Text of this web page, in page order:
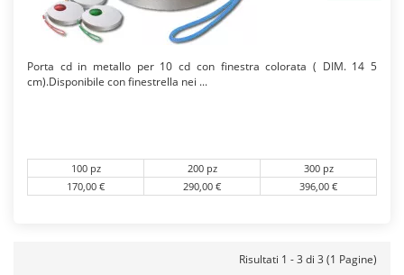
Porta cd in metallo per 10 cd con finestra colorata ( DIM. 14 5
cm).Disponibile con finestrella nei ...
100 pz 200 pz
300 pz
170,00 €
290,00 € 396,00 €
Risultati 1 - 3 di 3 (1 Pagine)